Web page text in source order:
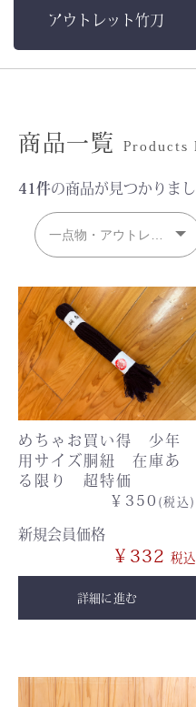
アウトレット竹刀
商品一覧 Products
41件の商品が見つかりま
めちゃお買い得 少年
用サイズ胴紐 在庫あ
る限り 超特価
￥350 (税込)
新規会員価格
￥332
詳細に進む